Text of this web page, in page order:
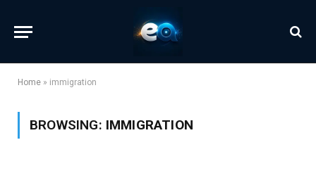
Home » immigration
BROWSING: IMMIGRATION